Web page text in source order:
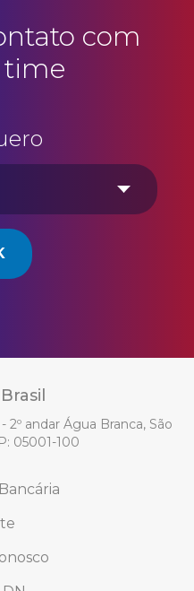
com
time
2º andar Água Branca, São
05001-100